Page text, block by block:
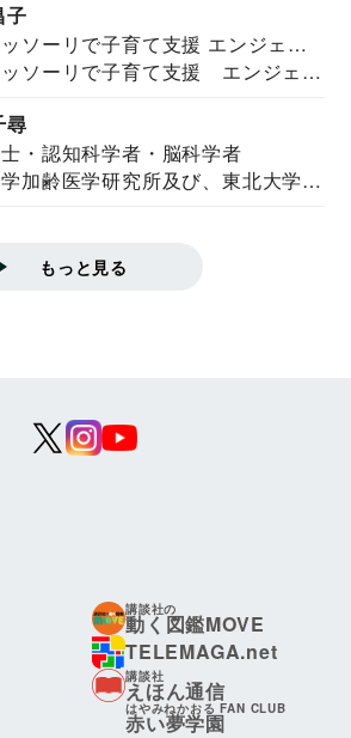
子
ソーリで子育て支援 エンジェル
研究所所長
ソーリで子育て支援 エンジェル
尋
・認知科学者・脳科学者
加齢医学研究所及び、東北大学大
もっと見る
講談社の
動く図鑑MOVE
TELEMAGA.net
講談社
えほん通信
はやみねかおる FAN CLUB
赤い夢学園